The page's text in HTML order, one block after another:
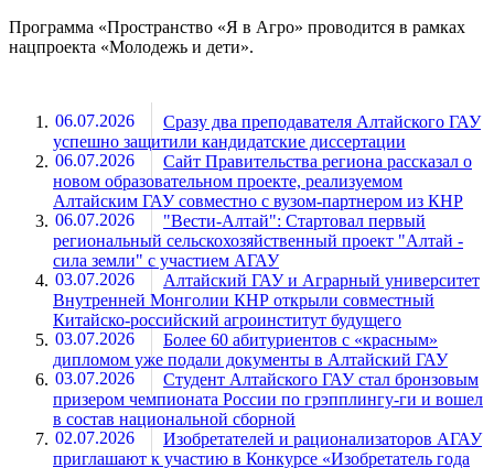
Программа «Пространство «Я в Агро» проводится в рамках
нацпроекта «Молодежь и дети».
06.07.2026
Сразу два преподавателя Алтайского ГАУ
успешно защитили кандидатские диссертации
06.07.2026
Сайт Правительства региона рассказал о
новом образовательном проекте, реализуемом
Алтайским ГАУ совместно с вузом-партнером из КНР
06.07.2026
"Вести-Алтай": Стартовал первый
региональный сельскохозяйственный проект "Алтай -
сила земли" с участием АГАУ
03.07.2026
Алтайский ГАУ и Аграрный университет
Внутренней Монголии КНР открыли совместный
Китайско-российский агроинститут будущего
03.07.2026
Более 60 абитуриентов с «красным»
дипломом уже подали документы в Алтайский ГАУ
03.07.2026
Студент Алтайского ГАУ стал бронзовым
призером чемпионата России по грэпплингу-ги и вошел
в состав национальной сборной
02.07.2026
Изобретателей и рационализаторов АГАУ
приглашают к участию в Конкурсе «Изобретатель года